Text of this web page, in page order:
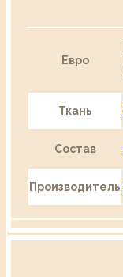
Евро
Ткань
Состав
Производитель